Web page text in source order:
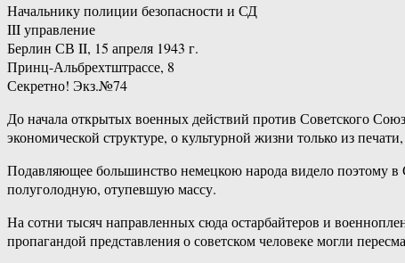
Начальнику полиции безопасности и СД
III управление
Берлин СВ II, 15 апреля 1943 г.
Принц-Альбрехтштрассе, 8
Секретно! Экз.№74
До начала открытых военных действий против Советского
экономической структуре, о культурной жизни только из
Подавляющее большинство немецкою народа видело поэтому в
полуголодную, отупевшую массу.
На сотни тысяч направленных сюда остарбайтеров и
пропагандой представления о советском человеке могли